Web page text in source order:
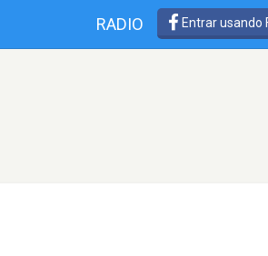
RADIO Entrar usando